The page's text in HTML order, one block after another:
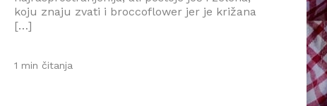
koju znaju zvati i broccoflower jer je križana
[…]
1 min čitanja